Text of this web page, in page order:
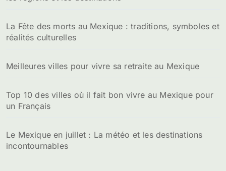
La Fête des morts au Mexique : traditions, symboles et
réalités culturelles
Meilleures villes pour vivre sa retraite au Mexique
Top 10 des villes où il fait bon vivre au Mexique pour
un Français
Le Mexique en juillet : La météo et les destinations
incontournables